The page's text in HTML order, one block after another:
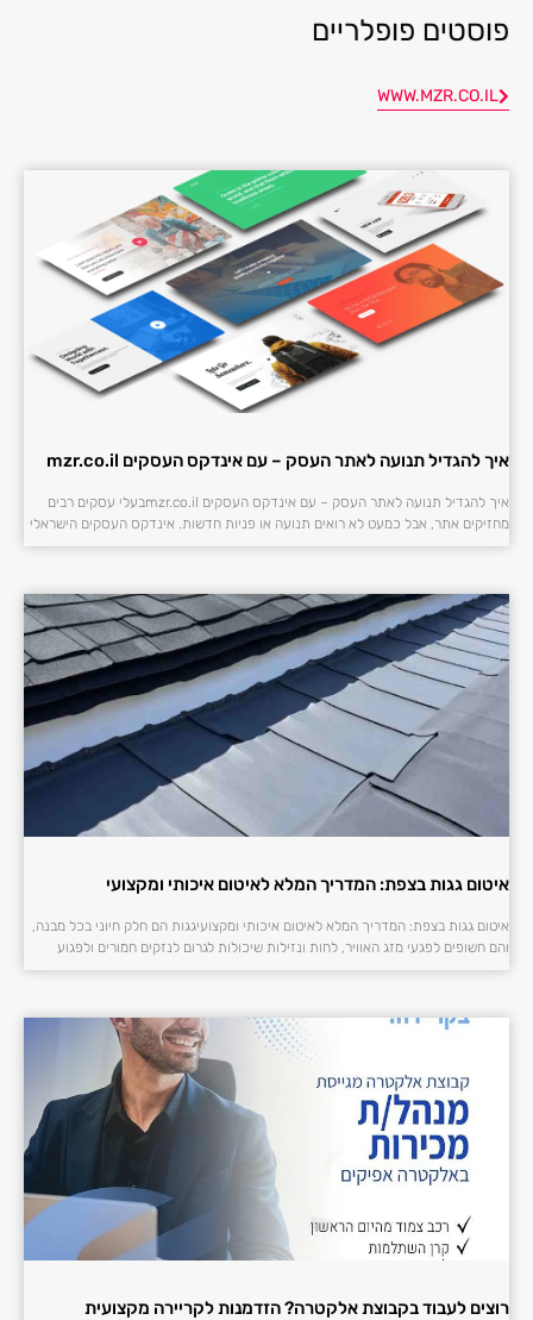
פוסטים פופלריים
WWW.MZR.CO.IL
איך להגדיל תנועה לאתר העסק – עם אינדקס העסקים mzr.co.il
איך להגדיל תנועה לאתר העסק – עם אינדקס העסקים mzr.co.ilבעלי עסקים רבים
מחזיקים אתר, אבל כמעט לא רואים תנועה או פניות חדשות. אינדקס העסקים הישראלי
איטום גגות בצפת: המדריך המלא לאיטום איכותי ומקצועי
איטום גגות בצפת: המדריך המלא לאיטום איכותי ומקצועיגגות הם חלק חיוני בכל מבנה,
והם חשופים לפגעי מזג האוויר, לחות ונזילות שיכולות לגרום לנזקים חמורים ולפגוע
רוצים לעבוד בקבוצת אלקטרה? הזדמנות לקריירה מקצועית